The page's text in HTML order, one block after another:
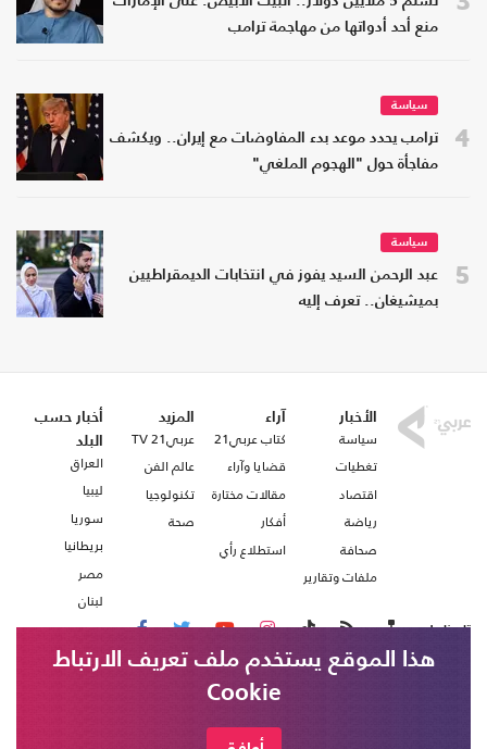
منع أحد أدواتها من مهاجمة ترامب
4
سياسة
ترامب يحدد موعد بدء المفاوضات مع إيران.. ويكشف
مفاجأة حول "الهجوم الملغي"
5
سياسة
عبد الرحمن السيد يفوز في انتخابات الديمقراطيين
بميشيغان.. تعرف إليه
الحرس الثوري الإيراني: مضيق هرمز بات جزءا
الحرس الثوري الإيراني: استراتيجيتنا هي
الأخبار
سياسة
تغطيات
اقتصاد
رياضة
صحافة
ملفات وتقارير
آراء
كتاب عربي21
قضايا وآراء
مقالات مختارة
أفكار
استطلاع رأي
المزيد
عربي21 TV
عالم الفن
تكنولوجيا
صحة
أخبار حسب
البلد
العراق
ليبيا
سوريا
بريطانيا
مصر
لبنان
تابعنا على
هذا الموقع يستخدم ملف تعريف الارتباط
Cookie